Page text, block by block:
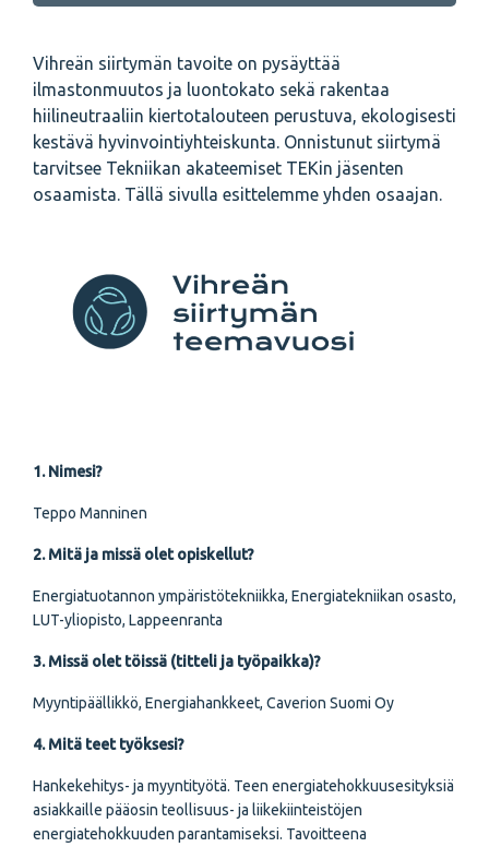
Vihreän siirtymän tavoite on pysäyttää
ilmastonmuutos ja luontokato sekä rakentaa
hiilineutraaliin kiertotalouteen perustuva, ekologisesti
kestävä hyvinvointiyhteiskunta. Onnistunut siirtymä
tarvitsee Tekniikan akateemiset TEKin jäsenten
osaamista. Tällä sivulla esittelemme yhden osaajan.
1. Nimesi?
Teppo Manninen
2. Mitä ja missä olet opiskellut?
Energiatuotannon ympäristötekniikka, Energiatekniikan osasto,
LUT-yliopisto, Lappeenranta
3. Missä olet töissä (titteli ja työpaikka)?
Myyntipäällikkö, Energiahankkeet, Caverion Suomi Oy
4. Mitä teet työksesi?
Hankekehitys- ja myyntityötä. Teen energiatehokkuusesityksiä
asiakkaille pääosin teollisuus- ja liikekiinteistöjen
energiatehokkuuden parantamiseksi. Tavoitteena